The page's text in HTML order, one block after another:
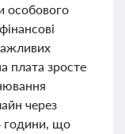
особового
плата зросте
через
години, що